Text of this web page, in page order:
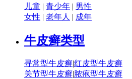
儿童 | 青少年 | 男性
女性 | 老年人 | 成年
牛皮癣类型
寻常型牛皮癣|红皮型牛皮癣
关节型牛皮癣|脓疱型牛皮癣